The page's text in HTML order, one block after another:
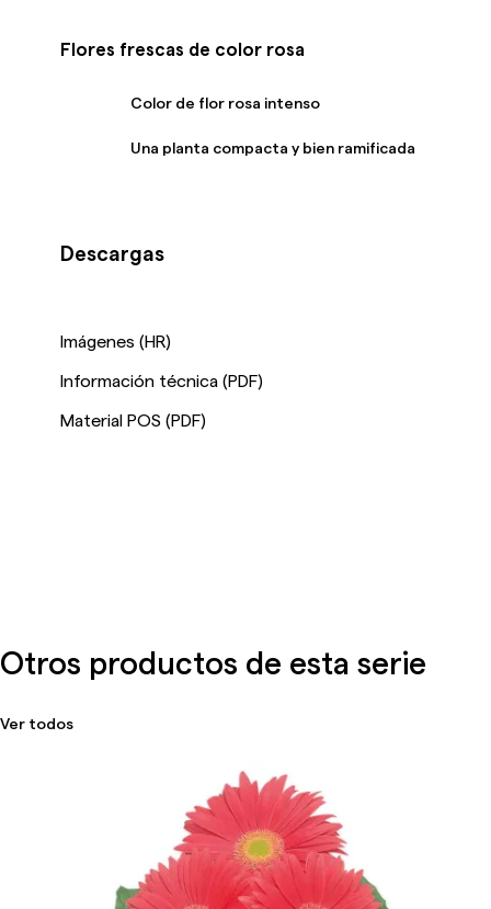
Flores frescas de color rosa
Color de flor rosa intenso
Una planta compacta y bien ramificada
Descargas
Imágenes (HR)
Información técnica (PDF)
Material POS (PDF)
Otros productos de esta serie
Ver todos